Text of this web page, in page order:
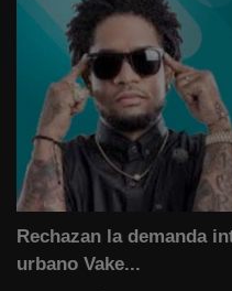
Rechazan la demanda
urbano Vake...